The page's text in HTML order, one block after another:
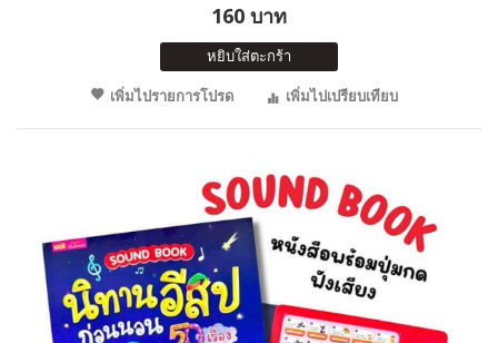
160 บาท
หยิบใส่ตะกร้า
เพิ่มไปรายการโปรด
เพิ่มไปเปรียบเทียบ